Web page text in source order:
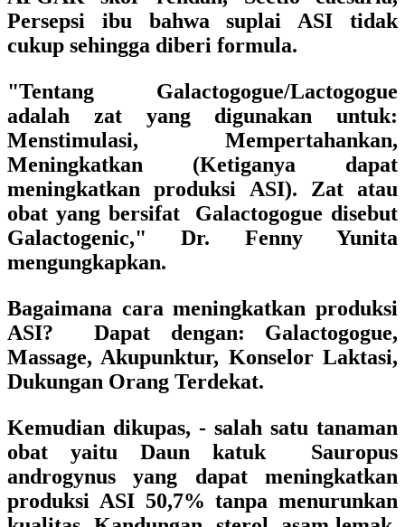
Persepsi ibu bahwa suplai ASI tidak
cukup sehingga diberi formula.
"Tentang Galactogogue/Lactogogue
adalah zat yang digunakan untuk:
Menstimulasi, Mempertahankan,
Meningkatkan (Ketiganya dapat
meningkatkan produksi ASI). Zat atau
obat yang bersifat Galactogogue disebut
Galactogenic," Dr. Fenny Yunita
mengungkapkan.
Bagaimana cara meningkatkan produksi
ASI? Dapat dengan: Galactogogue,
Massage, Akupunktur, Konselor Laktasi,
Dukungan Orang Terdekat.
Kemudian dikupas, - salah satu tanaman
obat yaitu Daun katuk Sauropus
androgynus yang dapat meningkatkan
produksi ASI 50,7% tanpa menurunkan